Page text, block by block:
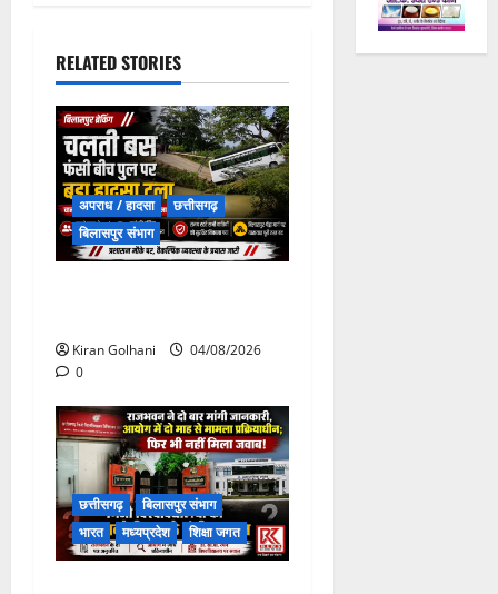
RELATED STORIES
अपराध / हादसा
छत्तीसगढ़
बिलासपुर संभाग
Kiran Golhani
04/08/2026
0
छत्तीसगढ़
बिलासपुर संभाग
भारत
मध्यप्रदेश शिक्षा जगत